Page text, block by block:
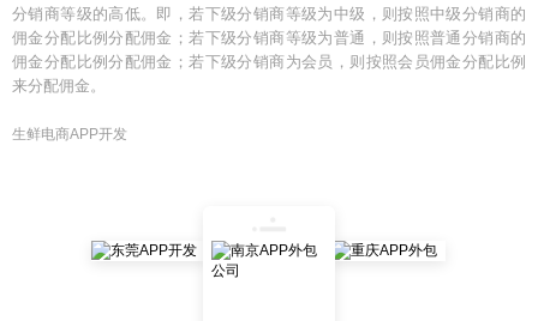
分销商等级的高低。即，若下级分销商等级为中级，则按照中级分销商的
佣金分配比例分配佣金；若下级分销商等级为普通，则按照普通分销商的
佣金分配比例分配佣金；若下级分销商为会员，则按照会员佣金分配比例
来分配佣金。
生鲜电商APP开发